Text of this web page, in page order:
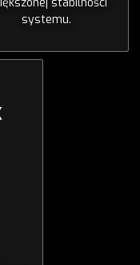
systemu.